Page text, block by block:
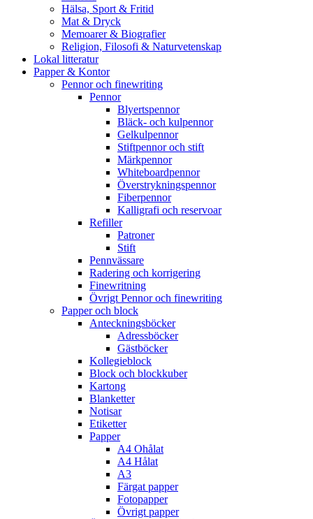
Hälsa, Sport & Fritid
Mat & Dryck
Memoarer & Biografier
Religion, Filosofi & Naturvetenskap
Lokal litteratur
Papper & Kontor
Pennor och finewriting
Pennor
Blyertspennor
Bläck- och kulpennor
Gelkulpennor
Stiftpennor och stift
Märkpennor
Whiteboardpennor
Överstrykningspennor
Fiberpennor
Kalligrafi och reservoar
Refiller
Patroner
Stift
Pennvässare
Radering och korrigering
Finewritning
Övrigt Pennor och finewriting
Papper och block
Anteckningsböcker
Adressböcker
Gästböcker
Kollegieblock
Block och blockkuber
Kartong
Blanketter
Notisar
Etiketter
Papper
A4 Ohålat
A4 Hålat
A3
Färgat papper
Fotopapper
Övrigt papper